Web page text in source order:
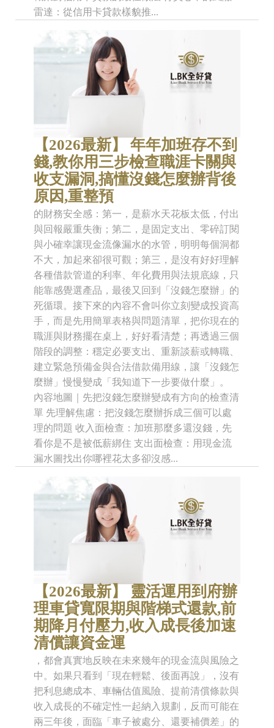
雷達：從信用卡貸款樣貌推...
【2026最新】 年年加班存不到
錢,教你用三步檢查職涯卡關與
收支漏洞,搞懂沒錢怎麼辦背後
原因,重整預
的財務安全感：第一，是薪水天花板太低，付出
與回報嚴重失衡；第二，是固定支出、零碎訂閱
與小確幸讓現金流像漏水的水管，明明每個洞都
不大，加起來卻很可觀；第三，是沒有好好理解
各種借款管道的利率、年化費用與法規底線，只
能靠感覺選產品，最後又回到「沒錢怎麼辦」的
死循環。接下來的內容不會叫你立刻變成投資高
手，而是先用簡單表格與問題清單，把你現在的
職涯與財務擺在桌上，好好看清楚；再透過三個
階段的調整：穩定必要支出、重新談薪或轉職、
建立緊急預備金與合法借款備用線，讓「沒錢怎
麼辦」慢慢變成「我知道下一步要做什麼」。
內容地圖｜先把沒錢怎麼辦變成有方向的檢查清
單 先理解焦慮：把沒錢怎麼辦拆成三個可以處
理的問題 收入面檢查：加班那麼多還沒錢，先
看你是不是被低薪綁住 支出面檢查：用現金流
漏水圖找出你哪裡花太多卻沒感...
【2026最新】 靈活運用到府辦
理車貸寬限期與階梯式還款,前
期降月付壓力,收入成長後加速
清償讓資金運
，都會真實地反映在未來幾年的現金流與風險之
中。如果只看到「現在輕鬆、後面再說」，沒有
把利息總成本、車輛估值風險、提前清償條款與
收入成長的不確定性一起納入規劃，反而可能在
兩三年後，面臨「車子被處分、還要補價差」的